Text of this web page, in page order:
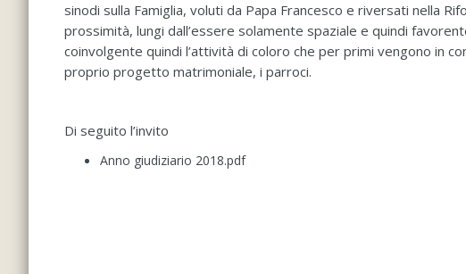
sinodi sulla Famiglia, voluti da Papa Francesco e riversati nella
prossimità, lungi dall’essere solamente spaziale e quindi
coinvolgente quindi l’attività di coloro che per primi vengono in
proprio progetto matrimoniale, i parroci.
Di seguito l’invito
Anno giudiziario 2018.pdf